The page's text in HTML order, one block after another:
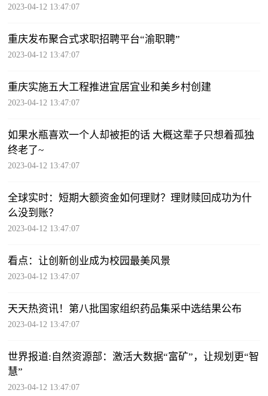
2023-04-12 13:47:07
重庆发布聚合式求职招聘平台“渝职聘”
2023-04-12 13:47:07
重庆实施五大工程推进宜居宜业和美乡村创建
2023-04-12 13:47:07
如果水瓶喜欢一个人却被拒的话 大概这辈子只想着孤独
终老了~
2023-04-12 13:47:07
全球实时：短期大额资金如何理财？理财赎回成功为什
么没到账？
2023-04-12 13:47:07
看点：让创新创业成为校园最美风景
2023-04-12 13:47:07
天天热资讯！第八批国家组织药品集采中选结果公布
2023-04-12 13:47:07
世界报道:自然资源部：激活大数据“富矿”，让规划更“智
慧”
2023-04-12 13:47:07